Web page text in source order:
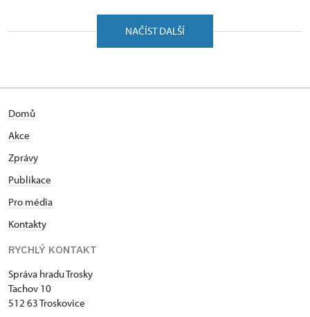
NAČÍST DALŠÍ
Domů
Akce
Zprávy
Publikace
Pro média
Kontakty
RYCHLÝ KONTAKT
Správa hradu Trosky
Tachov 10
512 63 Troskovice